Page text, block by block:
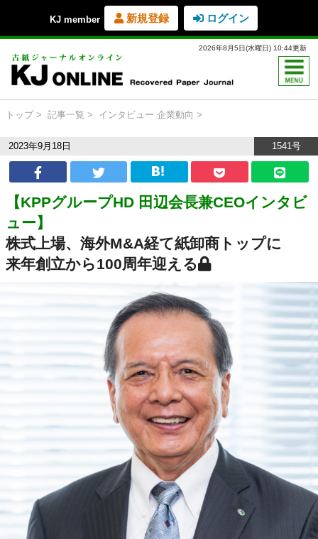
KJ member 新規登録 ログイン
2026年8月5日(水曜日) 10:44更新
トップ 記事一覧 インタビュー 企業動向
2023年9月18日 1541号
【KPPグループHD 田辺会長兼CEOインタビ
ュー】
株式上場、海外M&A経て紙卸商トップに
来年創立から100周年迎える